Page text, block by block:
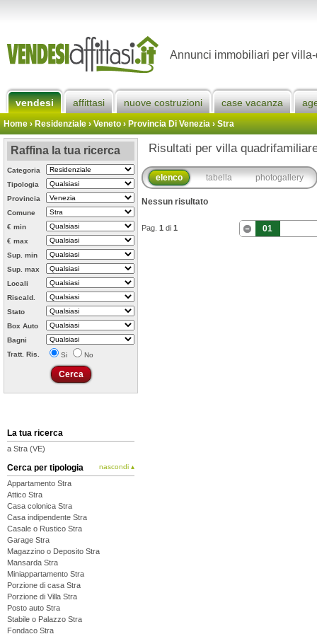
Annunci immobiliari per
vendesi affittasi nuove costruzioni case vacanza
Home› Residenziale › Veneto ›Provincia Di Venezia›Stra
Raffina la tua ricerca
Categoria
Tipologia
Provincia
Comune
€ min
€ max
Sup. min
Sup. max
Locali
Riscald.
Stato
Box Auto
Bagni
Tratt. Ris.
Si No
La tua ricerca
a Stra (VE)
Cerca per tipologia nascondi ▴
Appartamento Stra
Attico Stra
Casa colonica Stra
Casa indipendente Stra
Casale o Rustico Stra
Garage Stra
Magazzino o Deposito Stra
Mansarda Stra
Miniappartamento Stra
Porzione di casa Stra
Porzione di Villa Stra
Posto auto Stra
Stabile o Palazzo Stra
Fondaco Stra
Risultati per villa
elenco tabella photogallery
Nessun risultato
Pag. 1 di 1 01